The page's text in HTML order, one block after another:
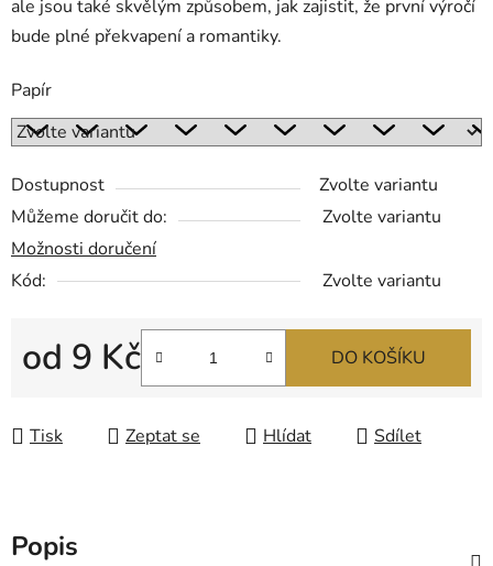
ale jsou také skvělým způsobem, jak zajistit, že první výročí
bude plné překvapení a romantiky.
Papír
Dostupnost
Zvolte variantu
Můžeme doručit do:
Zvolte variantu
Možnosti doručení
Kód:
Zvolte variantu
od 9 Kč DO KOŠÍKU
Tisk Zeptat se Hlídat Sdílet
Popis